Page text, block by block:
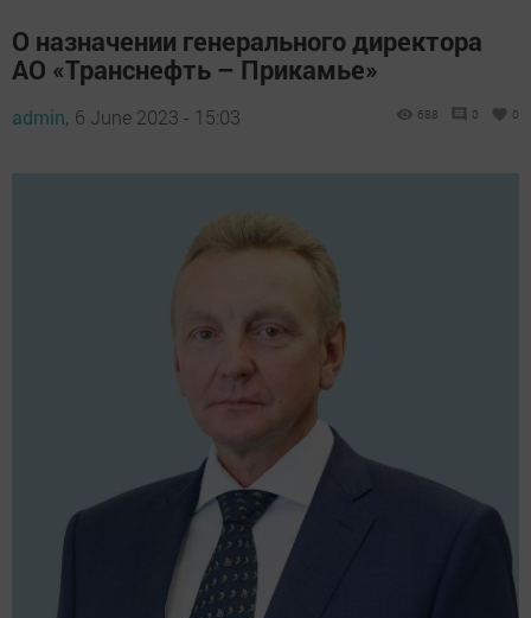
О назначении генерального директора
АО «Транснефть – Прикамье»
admin, 6 June 2023 - 15:03 688 0 0